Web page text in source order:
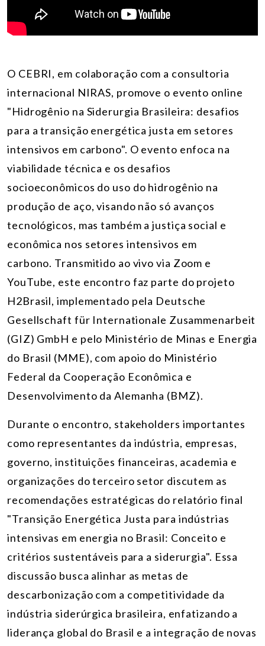
O CEBRI, em colaboração com a consultoria
internacional NIRAS, promove o evento online
"Hidrogênio na Siderurgia Brasileira: desafios
para a transição energética justa em setores
intensivos em carbono". O evento enfoca na
viabilidade técnica e os desafios
socioeconômicos do uso do hidrogênio na
produção de aço, visando não só avanços
tecnológicos, mas também a justiça social e
econômica nos setores intensivos em
carbono. Transmitido ao vivo via Zoom e
YouTube, este encontro faz parte do projeto
H2Brasil, implementado pela Deutsche
Gesellschaft für Internationale Zusammenarbeit
(GIZ) GmbH e pelo Ministério de Minas e Energia
do Brasil (MME), com apoio do Ministério
Federal da Cooperação Econômica e
Desenvolvimento da Alemanha (BMZ).
Durante o encontro, stakeholders importantes
como representantes da indústria, empresas,
governo, instituições financeiras, academia e
organizações do terceiro setor discutem as
recomendações estratégicas do relatório final
"Transição Energética Justa para indústrias
intensivas em energia no Brasil: Conceito e
critérios sustentáveis para a siderurgia". Essa
discussão busca alinhar as metas de
descarbonização com a competitividade da
indústria siderúrgica brasileira, enfatizando a
liderança global do Brasil e a integração de novas